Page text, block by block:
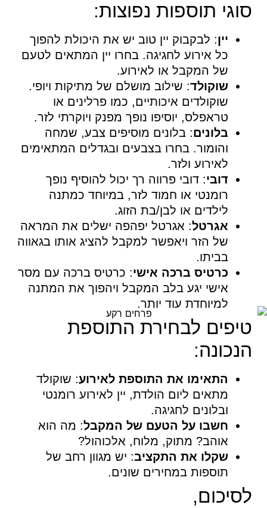
סוגי תוספות נפוצות:
יין: לבקבוק יין טוב יש את היכולת להפוך
כל אירוע לחגיגה. בחרו יין המתאים לטעם
של המקבל או לאירוע.
שוקולד: שילוב מושלם של מתיקות ויופי.
שוקולדים איכותיים, כמו פרלינים או
טראפלס, יוסיפו נופך מפנק ויוקרתי לזר.
בלונים: בלונים מוסיפים צבע, שמחה
והומור. בחרו בצבעים ובגדלים המתאימים
לאירוע ולזר.
דובי: דובי פרווה רך יכול להוסיף נופך
רומנטי או חמוד לזר, במיוחד כמתנה
לילדים או לבן/בת הזוג.
אגרטל: אגרטל יפהפה ישלים את המראה
של הזר ויאפשר למקבל להציג אותו בגאווה
בביתו.
כרטיס ברכה אישי: כרטיס ברכה עם מסר
אישי יגע בלב המקבל ויהפוך את המתנה
למיוחדת עוד יותר.
טיפים לבחירת התוספת
הנכונה:
התאימו את התוספת לאירוע: שוקולד
מתאים ליום הולדת, יין לאירוע רומנטי
ובלונים לחגיגה.
חשבו על הטעם של המקבל: מה הוא
אוהב? מתוק, מלוח, אלכוהול?
שקלו את התקציב: יש מגוון רחב של
תוספות במחירים שונים.
לסיכום,